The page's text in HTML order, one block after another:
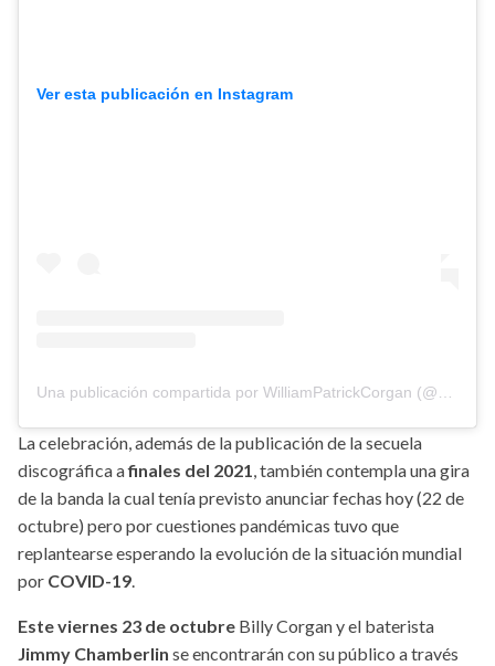
Ver esta publicación en Instagram
La celebración, además de la publicación de la secuela
discográfica afinales del 2021, también contempla una gira
de la banda la cual tenía previsto anunciar fechas hoy (22 de
octubre) pero por cuestiones pandémicas tuvo que
replantearse esperando la evolución de la situación mundial
por COVID-19.
Este viernes 23 de octubre Billy Corgan y el baterista
Jimmy Chamberlin se encontrarán con su público a través